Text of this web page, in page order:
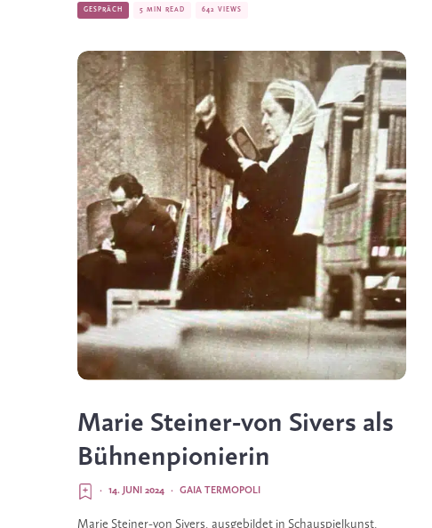
GESPRÄCH 5 MIN READ 642 VIEWS
Marie Steiner-von Sivers als
Bühnenpionierin
GAIA TERMOPOLI
·
14. JUNI 2024
·
Marie Steiner-von Sivers, ausgebildet in Schauspielkunst,